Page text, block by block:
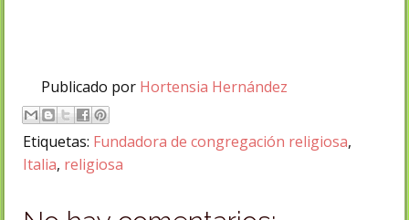
Publicado por Hortensia Hernández
Etiquetas: Fundadora de congregación religiosa,
Italia, religiosa